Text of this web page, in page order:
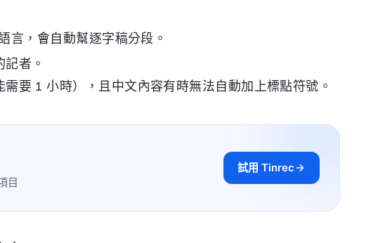
言，會自動幫逐字稿分段。
者。
需要 1 小時），且中文內容有時無法自動加上標點符號。
目
試用 Tinrec